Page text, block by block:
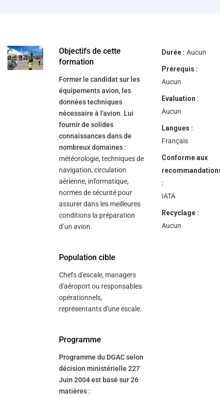
the
content.
Objectifs de cette
formation
Former le candidat sur les
équipements avion, les
données techniques
nécessaire à l'avion. Lui
fournir de solides
connaissances dans de
nombreux domaines :
météorologie, techniques de
navigation, circulation
aérienne, informatique,
normes de sécurité pour
assurer dans les meilleures
conditions la préparation
d’un avion.
Population cible
Chefs d'escale, managers
d'aéroport ou responsables
opérationnels,
représentants d'une escale.
Programme
Programme du DGAC selon
décision ministérielle 227
Juin 2004 est basé sur 26
matières :
Durée : Aucun
Prérequis :
Aucun
Evaluation :
Aucun
Langues :
Français
Conforme aux
:
IATA
Recyclage :
Aucun